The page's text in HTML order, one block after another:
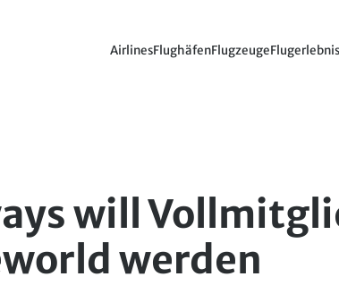
AirlinesFlughäfenFlugzeuge
will
werden